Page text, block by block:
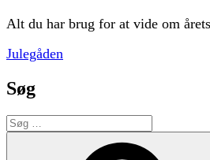
Alt du har brug for at vide om
Julegåden
Søg
Søg
efter: